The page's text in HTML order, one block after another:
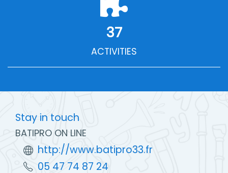
37
ACTIVITIES
Stay in touch
BATIPRO ON LINE
http://www.batipro33.fr
05 47 74 87 24